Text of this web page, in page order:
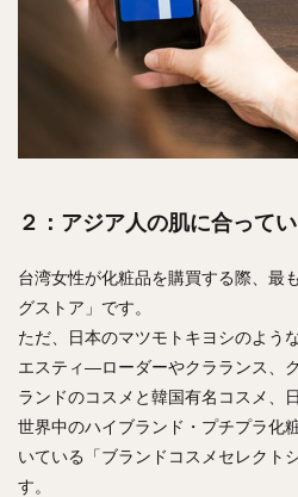
２：アジア人の肌に合って
台湾女性が化粧品を購買する際、最
グストア」です。
ただ、日本のマツモトキヨシのよう
エスティ―ローダーやクラランス、
ランドのコスメと韓国有名コスメ、
世界中のハイブランド・プチプラ化
いている「ブランドコスメセレクト
す。